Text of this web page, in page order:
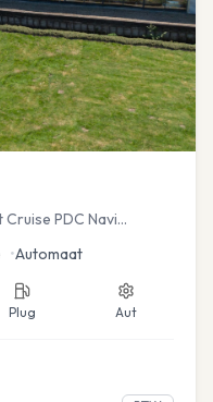
PDC Navi
•Automaat
Plug Aut